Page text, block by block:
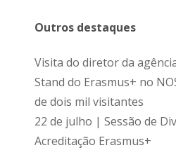
Outros destaques
Visita do diretor da
Stand do Erasmus+ no
de dois mil visitantes
22 de julho | Sessão de
Acreditação Erasmus+